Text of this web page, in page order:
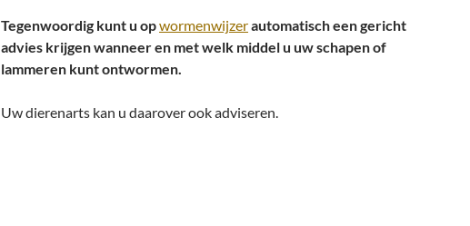
Tegenwoordig kunt u opwormenwijzerautomatisch een gericht
advies krijgen wanneer en met welk middel u uw schapen of
lammeren kunt ontwormen.
Uw dierenarts kan u daarover ook adviseren.